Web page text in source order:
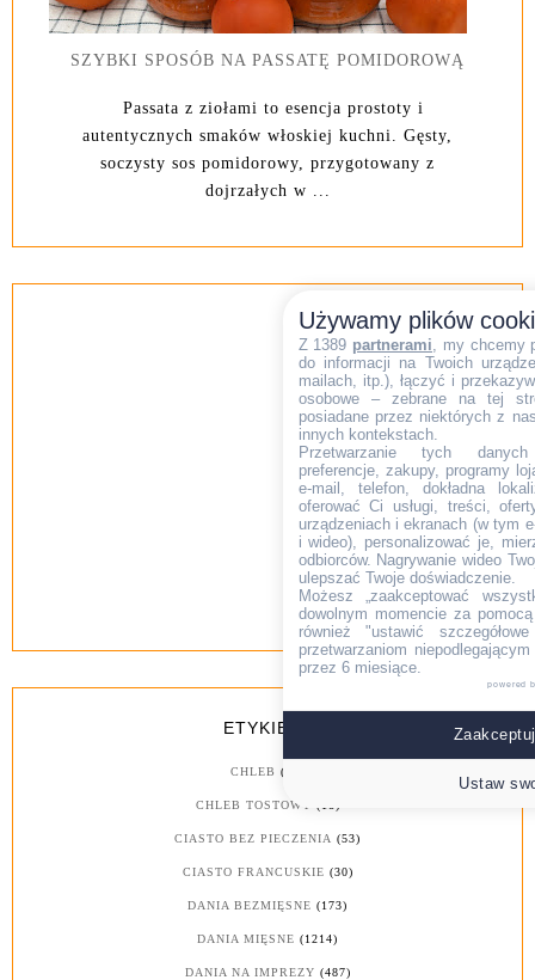
SZYBKI SPOSÓB NA PASSATĘ POMIDOROWĄ
Passata z ziołami to esencja prostoty i
autentycznych smaków włoskiej kuchni. Gęsty,
soczysty sos pomidorowy, przygotowany z
dojrzałych w ...
ETYKIETY
CHLEB (26)
CHLEB TOSTOWY
CIASTO BEZ PIECZENIA (53)
CIASTO FRANCUSKIE (30)
DANIA BEZMIĘSNE (173)
DANIA MIĘSNE (1214)
DANIA NA IMPREZY (487)
Używamy plików
Z 1389 partnerami , my chcemy
do informacji na Twoich
mailach, itp.), łączyć i
osobowe – zebrane na tej
posiadane przez niektórych z
innych kontekstach.
Przetwarzanie tych danych
preferencje, zakupy, programy
e-mail, telefon, dokładna
oferować Ci usługi, treści,
urządzeniach i ekranach (w tym
i wideo), personalizować je,
odbiorców. Nagrywanie wideo
ulepszać Twoje doświadczenie.
Możesz „zaakceptować
dowolnym momencie za
również "ustawić
przetwarzaniom
przez 6 miesiące.
powered
Ustaw